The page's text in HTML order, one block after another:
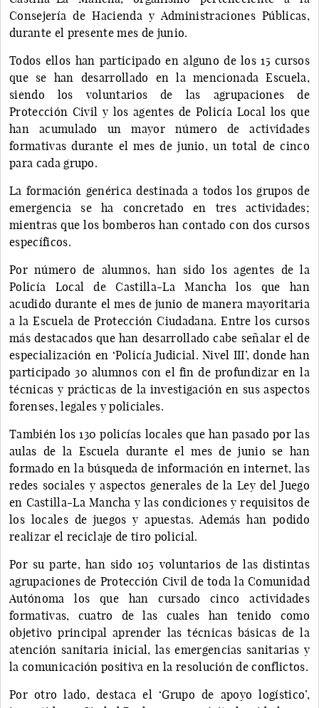
Consejería de Hacienda y Administraciones Públicas,
durante el presente mes de junio.
Todos ellos han participado en alguno de los 15 cursos
que se han desarrollado en la mencionada Escuela,
siendo los voluntarios de las agrupaciones de
Protección Civil y los agentes de Policía Local los que
han acumulado un mayor número de actividades
formativas durante el mes de junio, un total de cinco
para cada grupo.
La formación genérica destinada a todos los grupos de
emergencia se ha concretado en tres actividades;
mientras que los bomberos han contado con dos cursos
específicos.
Por número de alumnos, han sido los agentes de la
Policía Local de Castilla-La Mancha los que han
acudido durante el mes de junio de manera mayoritaria
a la Escuela de Protección Ciudadana. Entre los cursos
más destacados que han desarrollado cabe señalar el de
especialización en ‘Policía Judicial. Nivel III’, donde han
participado 30 alumnos con el fin de profundizar en la
técnicas y prácticas de la investigación en sus aspectos
forenses, legales y policiales.
También los 130 policías locales que han pasado por las
aulas de la Escuela durante el mes de junio se han
formado en la búsqueda de información en internet, las
redes sociales y aspectos generales de la Ley del Juego
en Castilla-La Mancha y las condiciones y requisitos de
los locales de juegos y apuestas. Además han podido
realizar el reciclaje de tiro policial.
Por su parte, han sido 105 voluntarios de las distintas
agrupaciones de Protección Civil de toda la Comunidad
Autónoma los que han cursado cinco actividades
formativas, cuatro de las cuales han tenido como
objetivo principal aprender las técnicas básicas de la
atención sanitaria inicial, las emergencias sanitarias y
la comunicación positiva en la resolución de conflictos.
Por otro lado, destaca el ‘Grupo de apoyo logístico’,